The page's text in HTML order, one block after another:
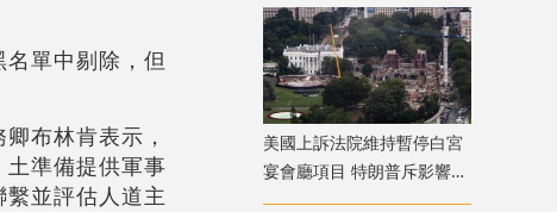
單中剔除，但
布林肯表示，
準備提供軍事
並評估人道主
美國上訴法院維持暫停白宮
宴會廳項目 特朗普斥影響國
家安全揚言上訴